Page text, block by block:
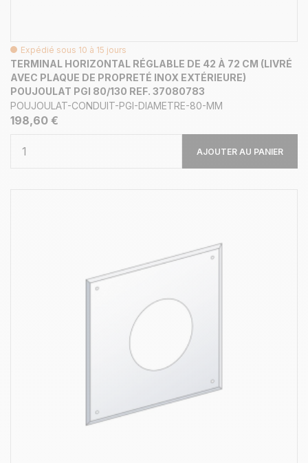
Expédié sous 10 à 15 jours
TERMINAL HORIZONTAL RÉGLABLE DE 42 À 72 CM (LIVRÉ
AVEC PLAQUE DE PROPRETÉ INOX EXTÉRIEURE)
POUJOULAT PGI 80/130 REF. 37080783
POUJOULAT-CONDUIT-PGI-DIAMETRE-80-MM
198,60 €
AJOUTER AU PANIER